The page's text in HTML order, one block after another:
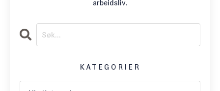
arbeidsliv.
KATEGORIER